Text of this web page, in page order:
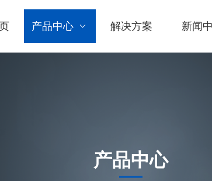
产品中心 解决方案 新闻
产品中心